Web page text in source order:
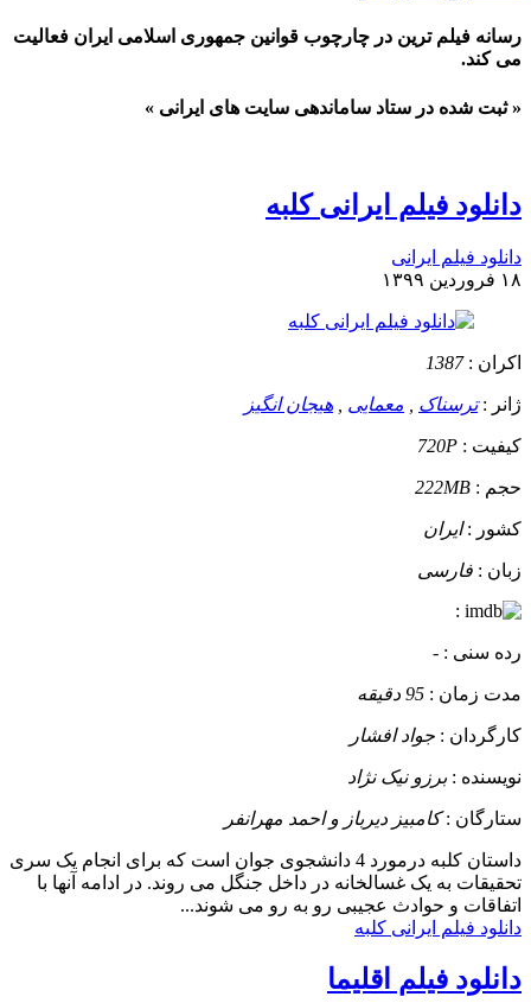
رسانه فیلم ترین در چارچوب قوانین جمهوری اسلامی ایران فعالیت
می کند.
« ثبت شده در ستاد ساماندهی سایت های ایرانی »
دانلود فیلم ایرانی کلبه
دانلود فیلم ایرانی
۱۸ فروردین ۱۳۹۹
اکران :1387
ژانر :ترسناک معمایی هیجان انگیز
کیفیت : 720P
حجم : 222MB
کشور :ایران
زبان : فارسی
:
رده سنی : -
مدت زمان : 95 دقیقه
کارگردان : جواد افشار
نویسنده :برزو نیک نژاد
ستارگان :کامبیز دیرباز و احمد مهرانفر
داستان
کلبه درمورد 4 دانشجوی جوان است که برای انجام یک سری
تحقیقات به یک غسالخانه در داخل جنگل می روند. در ادامه آنها با
اتفاقات و حوادث عجیبی رو به رو می شوند...
دانلود فیلم ایرانی کلبه
دانلود فیلم اقلیما